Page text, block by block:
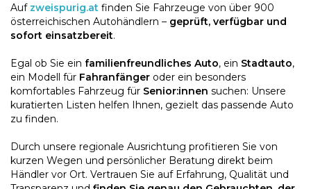
Auf zweispurig.at finden Sie Fahrzeuge von über 900
österreichischen Autohändlern – geprüft, verfügbar und
sofort einsatzbereit.
Egal ob Sie ein familienfreundliches Auto, ein Stadtauto,
ein Modell für Fahranfänger oder ein besonders
komfortables Fahrzeug für Senior:innen suchen: Unsere
kuratierten Listen helfen Ihnen, gezielt das passende Auto
zu finden.
Durch unsere regionale Ausrichtung profitieren Sie von
kurzen Wegen und persönlicher Beratung direkt beim
Händler vor Ort. Vertrauen Sie auf Erfahrung, Qualität und